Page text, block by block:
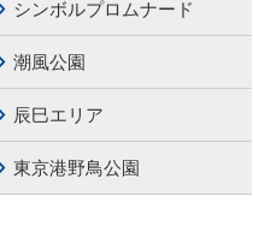
シンボルプロムナード
潮風公園
辰巳エリア
東京港野鳥公園